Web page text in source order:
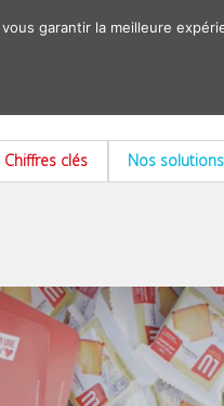
Chiffres clés Nos solutions
garantir la meilleure